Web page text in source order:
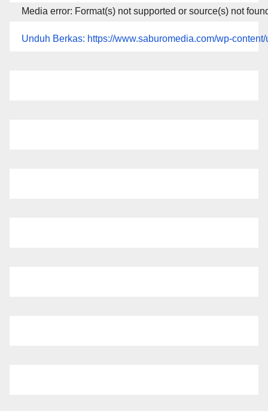
Media error: Format(s) not supported or source(s) not
Unduh Berkas: https://www.saburomedia.com/wp-